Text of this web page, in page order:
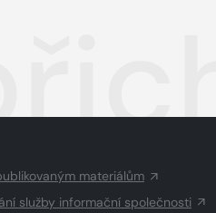
materiálům
služby informační společnosti